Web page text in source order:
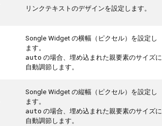
リンクテキストのデザインを設定します。
Songle Widget の横幅（ピクセル）を設定し
ます。
auto の場合、埋め込まれた親要素のサイズに
自動調節します。
Songle Widget の縦幅（ピクセル）を設定し
ます。
auto の場合、埋め込まれた親要素のサイズに
自動調節します。